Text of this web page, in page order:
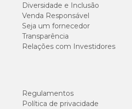
Diversidade e Inclusão
Venda Responsável
Seja um fornecedor
Transparência
Relações com Investidores
Regulamentos
Política de privacidade